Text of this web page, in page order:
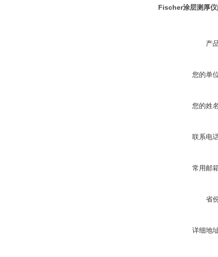
Fischer涂层测厚
产
您的单
您的姓
联系电
常用邮
省
详细地